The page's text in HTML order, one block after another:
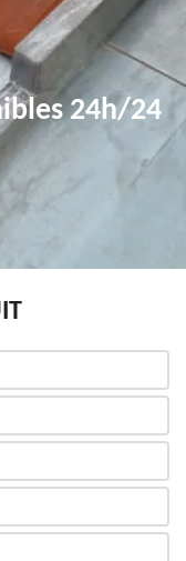
24h/24